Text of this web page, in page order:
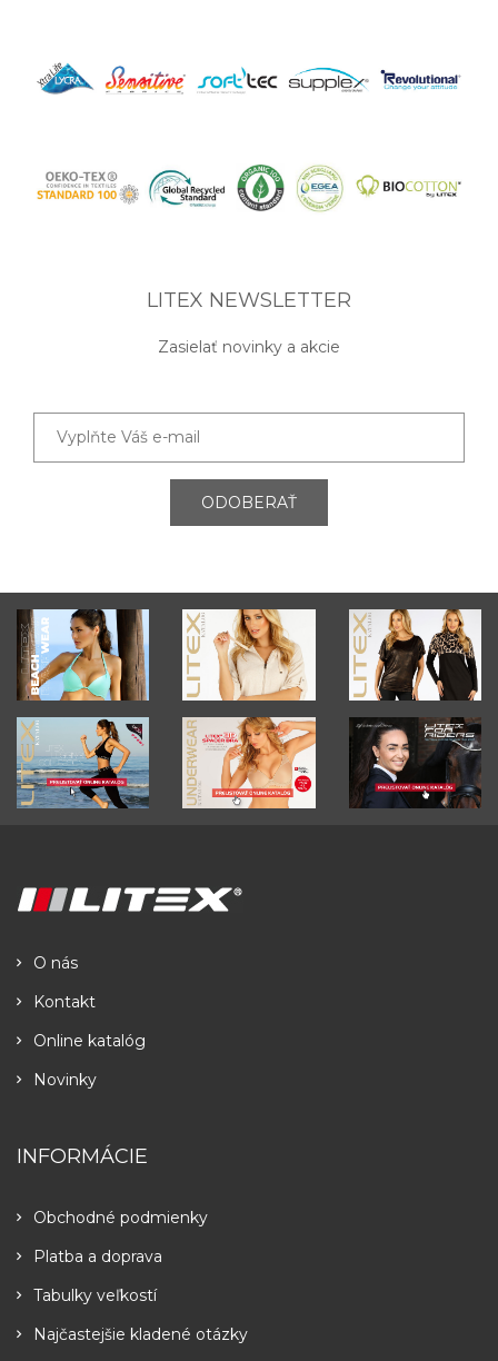
LITEX NEWSLETTER
Zasielať novinky a akcie
ODOBERAŤ
O nás
Kontakt
Online katalóg
Novinky
INFORMÁCIE
Obchodné podmienky
Platba a doprava
Tabulky veľkostí
Najčastejšie kladené otázky